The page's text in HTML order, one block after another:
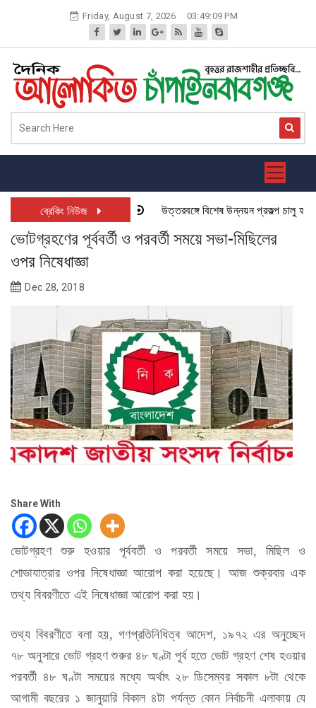
Friday, August 7, 2026 03:49:09 PM
ব্রেকিং নিউজ উত্তরবঙ্গে বিশেষ উন্নয়ন প্রকল্প চালু হতে
ভোটগ্রহণের পূর্ববর্তী ও পরবর্তী সময়ে সভা-মিছিলের
ওপর নিষেধাজ্ঞা
Dec 28, 2018
Share With
ভোটগ্রহণ শুরু হওয়ার পূর্ববর্তী ও পরবর্তী সময়ে সভা, মিছিল ও
শোভাযাত্রার ওপর নিষেধাজ্ঞা আরোপ করা হয়েছে। আজ শুক্রবার এক
তথ্য বিবরণীতে এই নিষেধাজ্ঞা আরোপ করা হয়।
তথ্য বিবরণীতে বলা হয়, গণপ্রতিনিধিত্ব আদেশ, ১৯৭২ এর অনুচ্ছেদ
৭৮ অনুসারে ভোট গ্রহণ শুরুর ৪৮ ঘণ্টা পূর্ব হতে ভোট গ্রহণ শেষ হওয়ার
পরবর্তী ৪৮ ঘণ্টা সময়ের মধ্যে অর্থাৎ ২৮ ডিসেম্বর সকাল ৮টা থেকে
আগামী বছরের ১ জানুয়ারি বিকাল ৪টা পর্যন্ত কোন নির্বাচনী এলাকায় যে